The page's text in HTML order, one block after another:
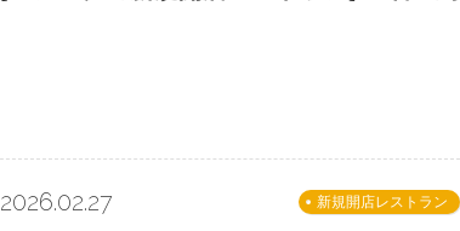
新規開店レストラン
2026.02.27